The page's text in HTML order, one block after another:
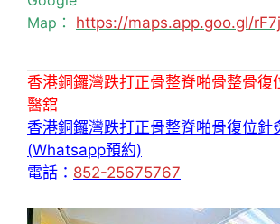
Map： https://maps.app.goo.gl/
香港銅鑼灣跌打正骨整脊啪骨整骨復
醫舘
香港銅鑼灣跌打正骨整脊啪骨復位針
(Whatsapp預約)
電話： 852-25675767